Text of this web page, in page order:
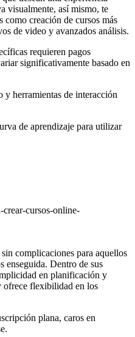
visualmente, así mismo, te
como creación de cursos más
de video y avanzados análisis.
requieren pagos
significativamente basado en
y herramientas de interacción
de aprendizaje para utilizar
complicaciones para aquellos
enseguida. Dentro de sus
en planificación y
ofrece flexibilidad en los
plana, caros en